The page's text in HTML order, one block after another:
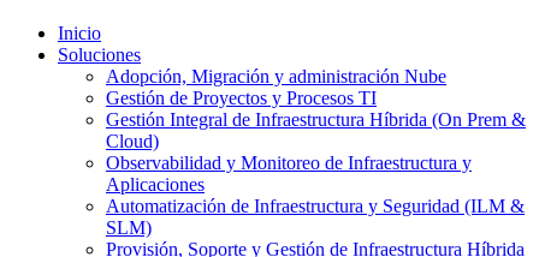
Inicio
Soluciones
Adopción, Migración y administración Nube
Gestión de Proyectos y Procesos TI
Gestión Integral de Infraestructura Híbrida (On Prem &
Cloud)
Observabilidad y Monitoreo de Infraestructura y
Aplicaciones
Automatización de Infraestructura y Seguridad (ILM &
SLM)
Provisión, Soporte y Gestión de Infraestructura Híbrida